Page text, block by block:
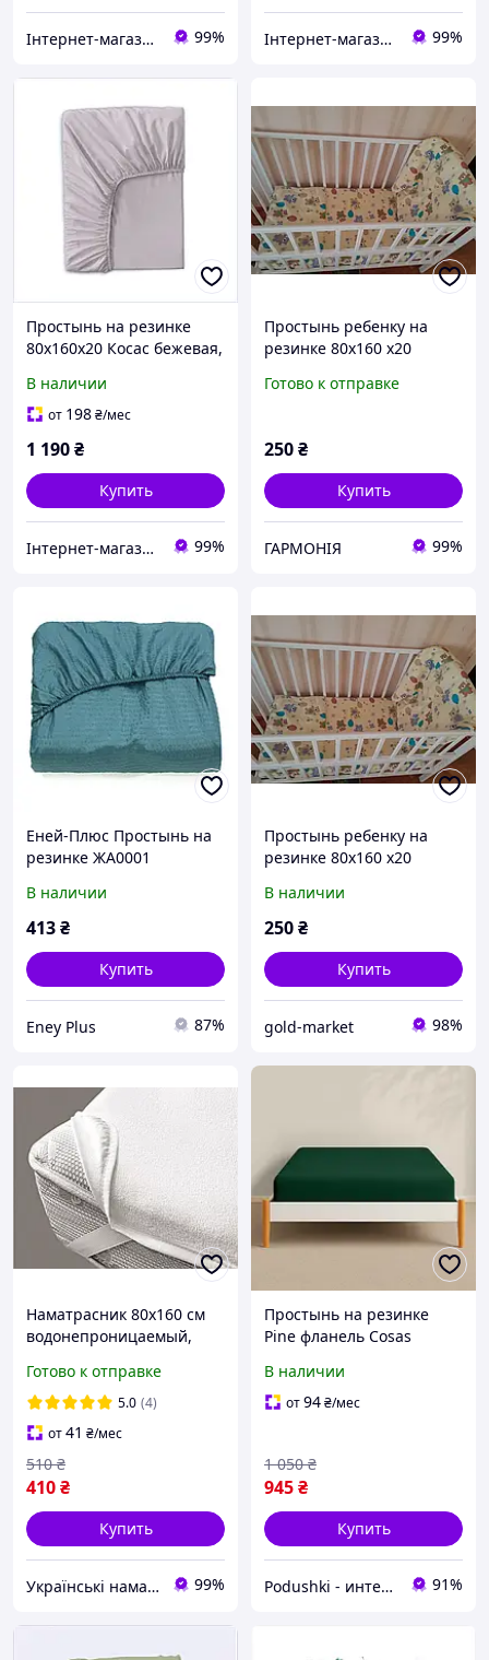
Інтернет-магазин SaleX 99% Інтернет-магазин SaleX 99%
Простынь на резинке
80х160х20 Косас бежевая,
В наличии
от 198₴/мес
1 190₴
Купить
Інтернет-магазин SaleX 99%
Простынь ребенку на
резинке 80х160 х20
Готово к отправке
250₴
Купить
ГАРМОНІЯ 99%
Еней-Плюс Простынь на
резинке ЖА0001
В наличии
413₴
Купить
Eney Plus 87%
Простынь ребенку на
резинке 80х160 х20
В наличии
250₴
Купить
gold-market 98%
Наматрасник 80х160 см
водонепроницаемый,
простыня на 4 резинках
по углам
Готово к отправке
5.0 (4)
от41 ₴/мес
410₴
510 ₴
Купить
Українські наматрацники 99%
Простынь на резинке
Pine фланель Cosas
В наличии
от94₴/мес
945₴
1 050 ₴
Купить
Podushki - интернет-магазин Подушки 91%